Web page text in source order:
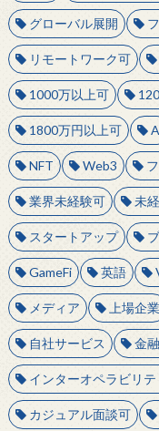
グローバル展開
リモートワーク可
1000万以上可
1800万円以上可
NFT Web3
業界未経験可 未
スタートアップ
GameFi 英語
メディア 上場企業
自社サービス 金
インターオペラビリテ
カジュアル面談可